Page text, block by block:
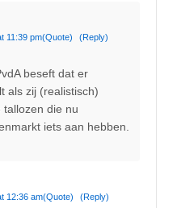
11:39 pm(Quote) (Reply)
beseft dat er
als zij (realistisch)
tallozen die nu
iets aan hebben.
12:36 am(Quote) (Reply)